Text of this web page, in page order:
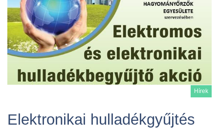
Hírek
Elektronikai hulladékgyűjtés